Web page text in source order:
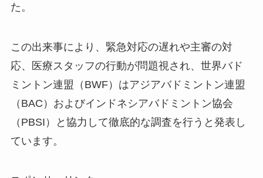
た。
この出来事により、緊急対応の遅れや主審の対
応、医療スタッフの行動が問題視され、世界バド
ミントン連盟（BWF）はアジアバドミントン連盟
（BAC）およびインドネシアバドミントン協会
（PBSI）と協力して徹底的な調査を行うと発表し
ています。